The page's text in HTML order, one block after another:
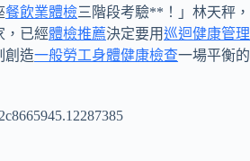
餐飲業體檢三階段考驗**！」林天秤，
，已經體檢推薦決定要用巡迴健康管理
創造一般勞工身體健康檢查一場平衡的